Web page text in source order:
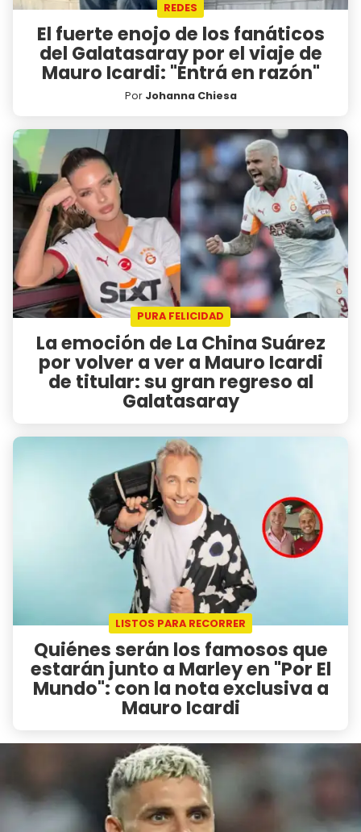
REDES
El fuerte enojo de los fanáticos
del Galatasaray por el viaje de
Mauro Icardi: "Entrá en razón"
Por Johanna Chiesa
PURA FELICIDAD
La emoción de La China Suárez
por volver a ver a Mauro Icardi
de titular: su gran regreso al
Galatasaray
LISTOS PARA RECORRER
Quiénes serán los famosos que
estarán junto a Marley en "Por El
Mundo": con la nota exclusiva a
Mauro Icardi